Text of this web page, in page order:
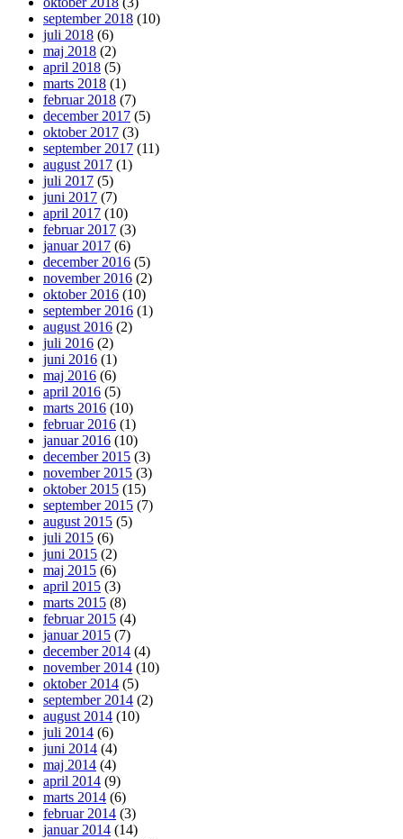
september 2018 (10)
juli 2018 (6)
maj 2018 (2)
april 2018 (5)
marts 2018 (1)
februar 2018 (7)
december 2017 (5)
oktober 2017 (3)
september 2017 (11)
august 2017 (1)
juli 2017 (5)
juni 2017 (7)
april 2017 (10)
februar 2017 (3)
januar 2017 (6)
december 2016 (5)
november 2016 (2)
oktober 2016 (10)
september 2016 (1)
august 2016 (2)
juli 2016 (2)
juni 2016 (1)
maj 2016 (6)
april 2016 (5)
marts 2016 (10)
februar 2016 (1)
januar 2016 (10)
december 2015 (3)
november 2015 (3)
oktober 2015 (15)
september 2015 (7)
august 2015 (5)
juli 2015 (6)
juni 2015 (2)
maj 2015 (6)
april 2015 (3)
marts 2015 (8)
februar 2015 (4)
januar 2015 (7)
december 2014 (4)
november 2014 (10)
oktober 2014 (5)
september 2014 (2)
august 2014 (10)
juli 2014 (6)
juni 2014 (4)
maj 2014 (4)
april 2014 (9)
marts 2014 (6)
februar 2014 (3)
januar 2014 (14)